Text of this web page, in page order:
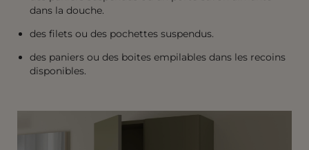
dans la douche.
des filets ou des pochettes suspendus.
des paniers ou des boites empilables dans les recoins
disponibles.